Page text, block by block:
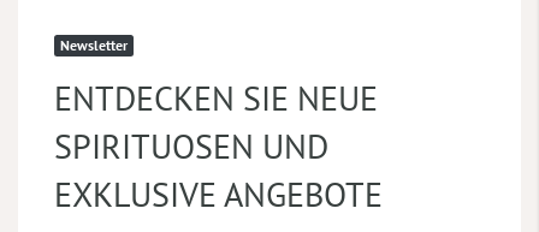
Newsletter
ENTDECKEN SIE NEUE
SPIRITUOSEN UND
EXKLUSIVE ANGEBOTE